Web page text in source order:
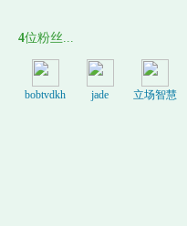
4位粉丝...
bobtvdkh jade 立场智慧